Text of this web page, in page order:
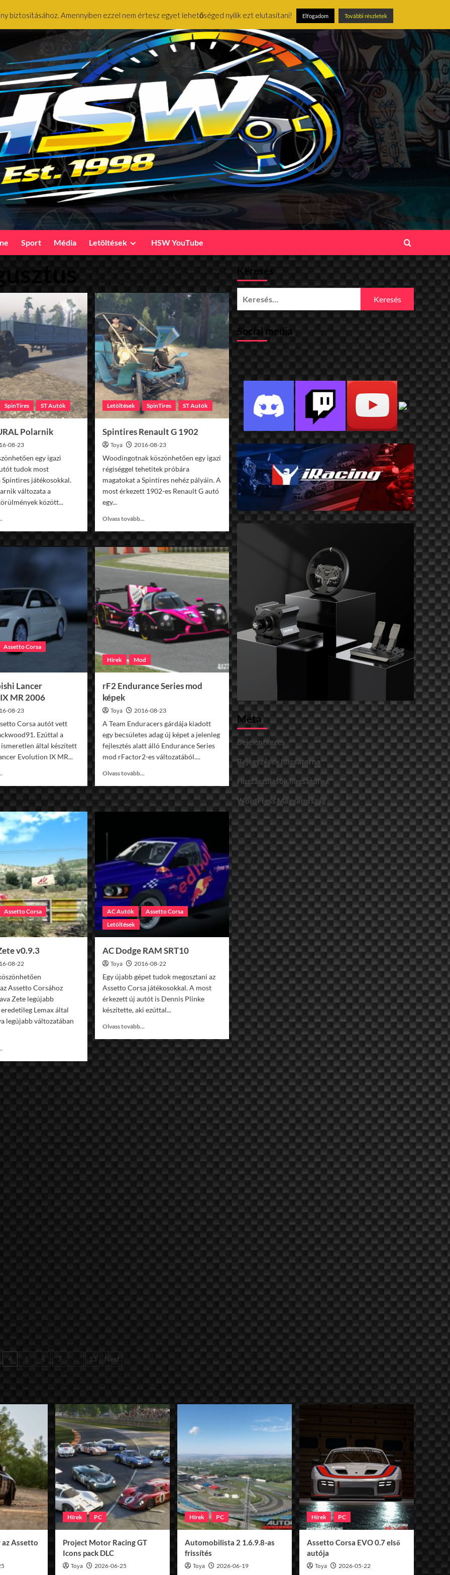
Sport Média Letöltések HSW YouTube
SpinTires ST Autók
Polarnik
08-23
egy igazi
tudok most
Spintires játékosokkal.
változata a
között...
Spintires
Letöltések SpinTires ST Autók
Spintires Renault G 1902
Toya 2016-08-23
Woodingotnak köszönhetően egy igazi
régiséggel tehetitek próbára
magatokat a Spintires nehéz pályáin. A
most érkezett 1902-es Renault G autó
egy...
Olvass tovább...
Spintires
Renault
G
1902
Assetto Corsa
Lancer
MR 2006
08-23
Corsa autót vett
Ezúttal a
ismeretlen által készített
Evolution IX MR...
Mitsubishi
Lancer
Evolution
IX
Hírek Mod
rF2 Endurance Series mod
képek
Toya 2016-08-23
A Team Enduracers gárdája kiadott
egy becsületes adag új képet a jelenleg
fejlesztés alatt álló Endurance Series
mod rFactor2-es változatából....
Olvass tovább...
rF2
Endurance
képek
Assetto Corsa
v0.9.3
08-22
Assetto Corsához
Zete legújabb
Lemax által
legújabb változatában
Glava
AC Autók
Assetto Corsa
Letöltések
AC Dodge RAM SRT10
Toya 2016-08-22
Egy újabb gépet tudok megosztani az
Assetto Corsa játékosokkal. A most
érkezett új autót is Dennis Plinke
készítette, aki ezúttal...
Olvass tovább...
AC
RAM
4 5 6 7 … 13 Next
Keresés
Social media
Meta
Bejelentkezés
Bejegyzések hírcsatorna
Hozzászólások hírcsatorna
WordPress Magyarország
az Assetto
Hírek PC
Project Motor Racing GT
Icons pack DLC
Toya 2026-06-25
Hírek PC
Automobilista 2 1.6.9.8-as
frissítés
Toya 2026-06-19
Hírek PC
Assetto Corsa EVO 0.7 első
autója
Toya 2026-05-22
biztosításához. Amennyiben ezzel nem értesz egyet lehetőséged nyílik ezt elutasítani! Elfogadom További részletek